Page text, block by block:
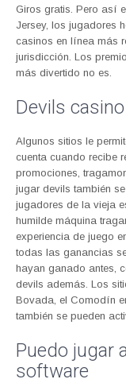
Giros gratis. Pero así
Jersey, los jugadores
casinos en línea más
jurisdicción. Los
más divertido no es.
Devils
Algunos sitios le
cuenta cuando recibe
promociones,
jugar devils también
jugadores de la vieja
humilde máquina
experiencia de juego
todas las ganancias
hayan ganado antes,
devils además. Los
Bovada, el Comodín
también se pueden
Puedo jugar
software